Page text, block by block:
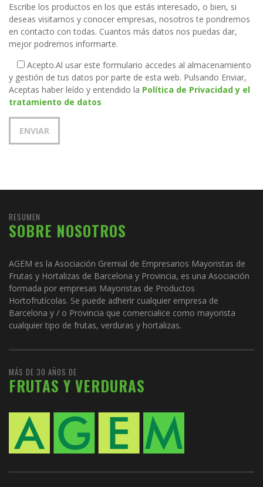
Escribe los productos en los que estás interesado, o bien, si
deseas visitarnos y conocer empresas, nosotros te pondremos
en contacto con todas. Cuantos más datos nos puedas dar,
mejor podremos informarte.
Acepto.Al usar este formulario accedes al almacenamiento
y gestión de tus datos por parte de esta web. Pulsando Enviar,
Aceptas haber leído y entendido la Política de Privacidad y el
tratamiento de datos
RESUMEN
SOBRE NOSOTROS
AGEM es la Asociación Gremial de Empresarios Mayoristas de
Frutas y Hortalizas de Barcelona y Provincia, es una Asociación
formada por empresas Mayoristas de Productos
Hortofrutícolas. Se puede adherir cualquier empresa de
Barcelona y / o Provincia que comercialice como mayorista
cualquier tipo de frutas, verduras y hortalizas.
MÁS DE 30 AÑOS DE
FRUTAS Y VERDURAS